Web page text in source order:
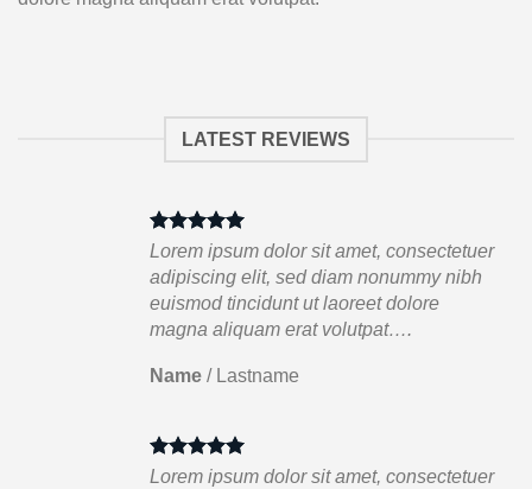
LATEST REVIEWS
Lorem ipsum dolor sit amet, consectetuer
adipiscing elit, sed diam nonummy nibh
euismod tincidunt ut laoreet dolore
magna aliquam erat volutpat….
Name / Lastname
Lorem ipsum dolor sit amet, consectetuer